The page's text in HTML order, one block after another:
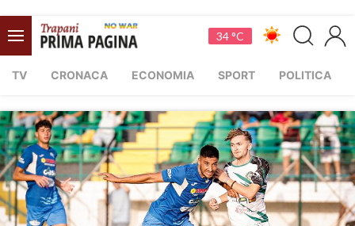
34 °C
TV CRONACA ECONOMIA SPORT POLITICA